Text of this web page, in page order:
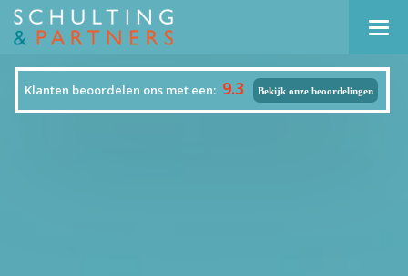
Klanten beoordelen ons met een: 9.3 Bekijk onze beoordelingen